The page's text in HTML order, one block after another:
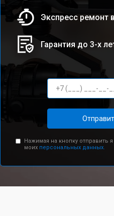
Экспресс ремонт
Гарантия до 3-х
Нажимая на кнопку отправить
моих персональных данных.